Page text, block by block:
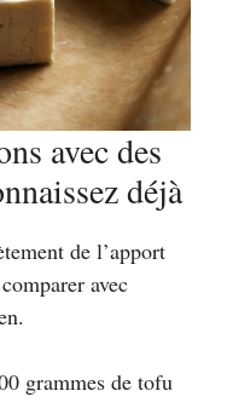
avec des
déjà
de l’apport
avec
grammes de tofu